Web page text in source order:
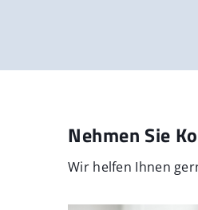
Nehmen Sie
Wir helfen Ihnen